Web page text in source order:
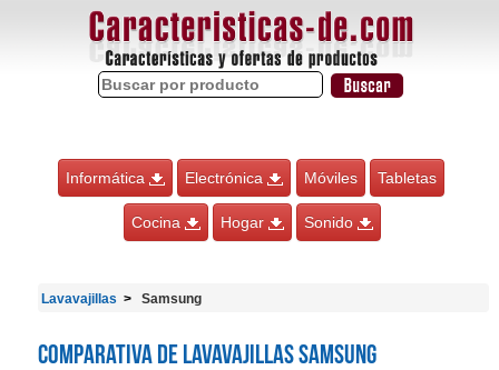
Informática Electrónica Móviles Tabletas
Cocina Hogar Sonido
Lavavajillas Samsung
Comparativa de Lavavajillas Samsung